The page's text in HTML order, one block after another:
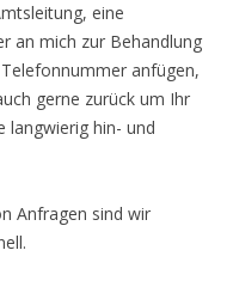
eine
an mich zur Behandlung
anfügen,
gerne zurück um Ihr
langwierig hin- und
Anfragen sind wir